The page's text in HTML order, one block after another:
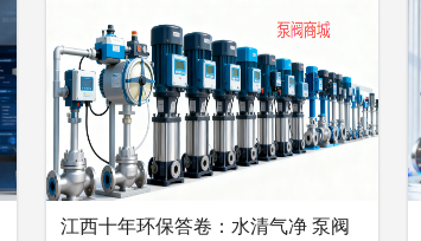
江西十年环保答卷：水清气净 泵阀